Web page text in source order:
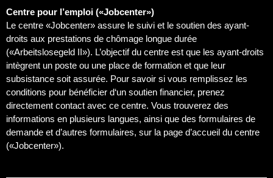
Centre pour l’emploi («Jobcenter»)
Le centre «Jobcenter» assure le suivi et le soutien des ayant-
droits aux prestations de chômage longue durée
(«Arbeitslosegeld II»). L’objectif du centre est que les ayant-droits
intègrent un poste ou une place de formation et que leur
subsistance soit assurée. Pour savoir si vous remplissez les
conditions pour bénéficier d‘un soutien financier, prenez
directement contact avec ce centre. Vous trouverez des
informations en plusieurs langues, ainsi que des formulaires de
demande et d’autres formulaires, sur la page d’accueil du centre
(«Jobcenter»).